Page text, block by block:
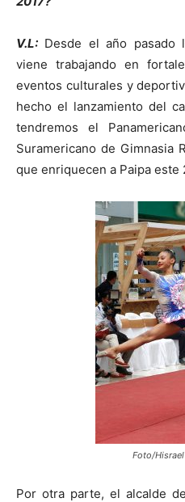
V.L: Desde el año pasado
viene trabajando en
eventos culturales y
hecho el lanzamiento del
tendremos el
Suramericano de Gimnasia
que enriquecen a Paipa este
Foto/
Por otra parte, el alcalde